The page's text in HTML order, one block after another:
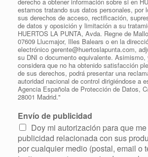
estamos tratando sus datos personales, por
sus derechos de acceso, rectificación,
de datos y oposición y limitación a su
HUERTOS LA PUNTA, Avda. Regne de
07609 Llucmajor, Illes Balears o en la
electrónico gerente@huertoslapunta.com,
su DNI o documento equivalente.
considera que no ha obtenido satisfacción
de sus derechos, podrá presentar una
autoridad nacional de control dirigiéndose a
Agencia Española de Protección de Datos,
28001 Madrid."
Envío de publicidad
Doy mi autorización para que
publicidad relacionada con sus
por cualquier medio (postal, email o